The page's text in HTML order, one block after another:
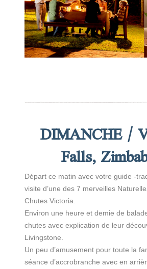
DIMANCHE /
Falls,
Départ ce matin avec votre guide -
visite d’une des 7 merveilles
Chutes Victoria.
Environ une heure et demie de
chutes avec explication de leur
Livingstone.
Un peu d’amusement pour toute la
séance d’accrobranche avec en